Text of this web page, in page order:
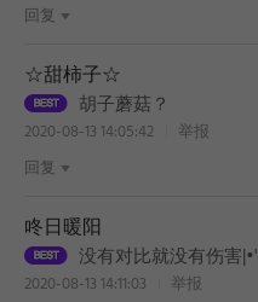
回复
☆甜柿子☆
胡子蘑菇？
2020-08-13 14:05:42
举报
回复
咚日暖阳
2020-08-13 14:11:03
举报